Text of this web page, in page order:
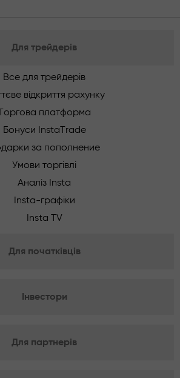
Для трейдерів
Все для трейдерів
відкриття рахунку
платформа
Бонуси InstaTrade
за пополнение
Умови торгівлі
Аналіз Insta
Insta-графіки
Insta TV
Для початківців
Інвестори
Для партнерів